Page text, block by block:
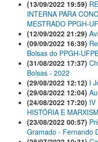
(13/09/2022 19:59)
INTERNA PARA
MESTRADO PPGH-
(12/09/2022 21:29)
(09/09/2022 16:39)
Bolsas do PPGH-
(31/08/2022 17:37)
Bolsas - 2022
(29/08/2022 12:12) I
(29/08/2022 12:04)
(24/08/2022 17:20) IV
HISTÓRIA E
(23/08/2022 00:57)
Gramado - Fernando